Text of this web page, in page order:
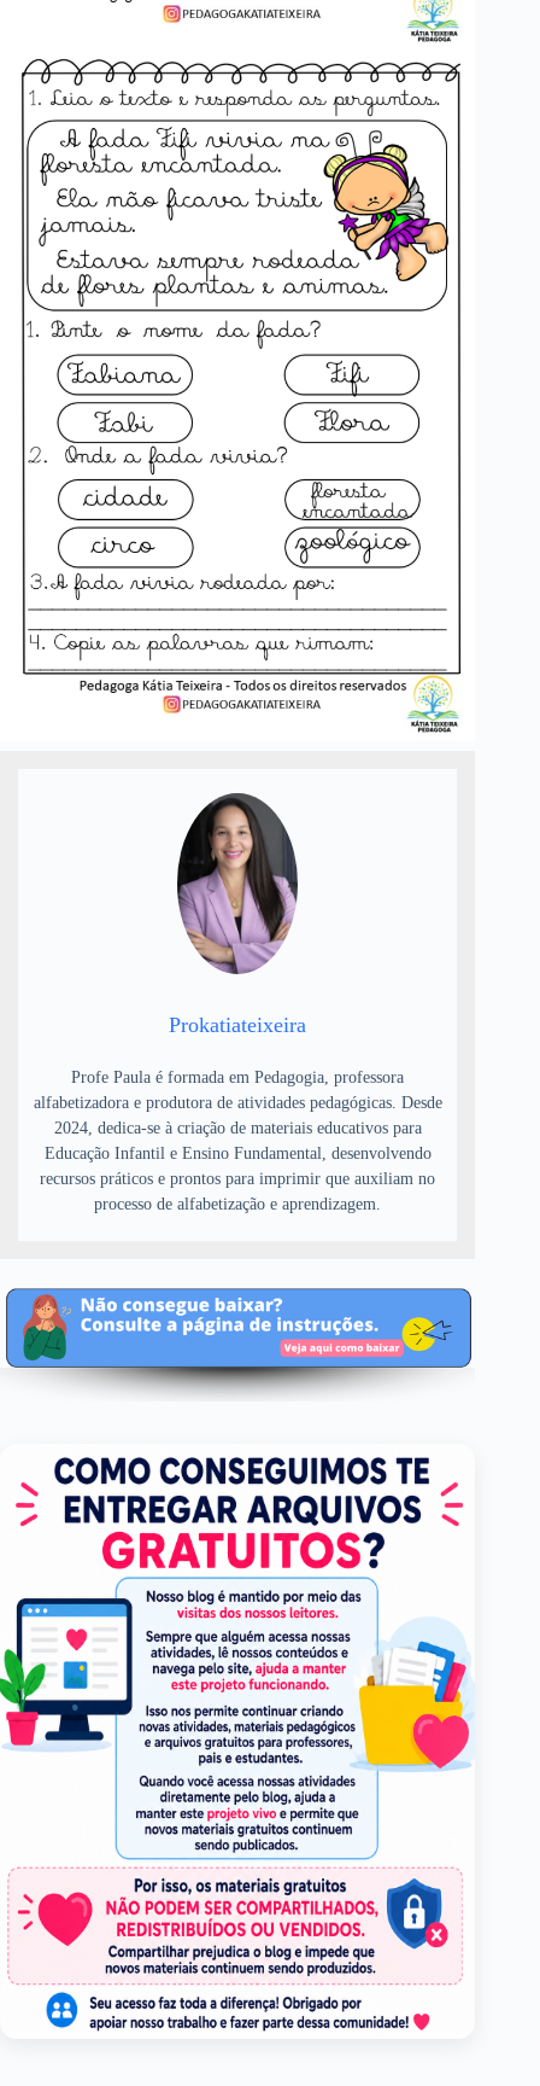
Prokatiateixeira
Profe Paula é formada em Pedagogia, professora
alfabetizadora e produtora de atividades pedagógicas. Desde
2024, dedica-se à criação de materiais educativos para
Educação Infantil e Ensino Fundamental, desenvolvendo
recursos práticos e prontos para imprimir que auxiliam no
processo de alfabetização e aprendizagem.